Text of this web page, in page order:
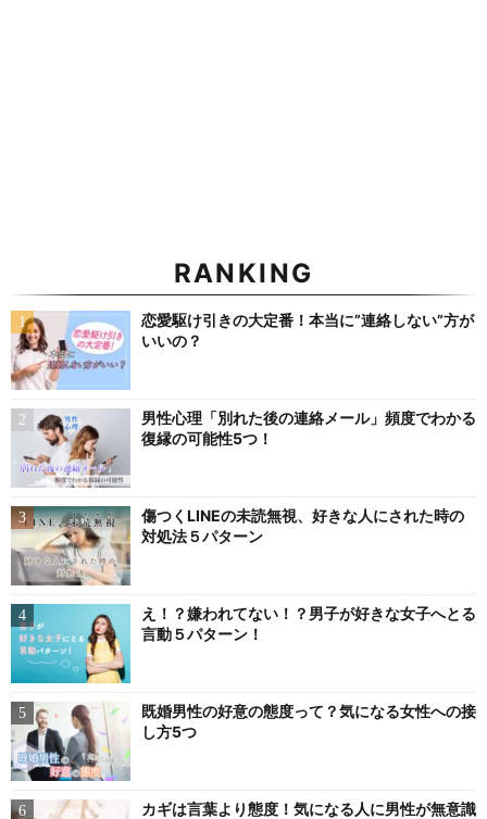
RANKING
恋愛駆け引きの大定番！本当に”連絡しない”方が
いいの？
男性心理「別れた後の連絡メール」頻度でわかる
復縁の可能性5つ！
傷つくLINEの未読無視、好きな人にされた時の
対処法５パターン
え！？嫌われてない！？男子が好きな女子へとる
言動５パターン！
既婚男性の好意の態度って？気になる女性への接
し方5つ
カギは言葉より態度！気になる人に男性が無意識